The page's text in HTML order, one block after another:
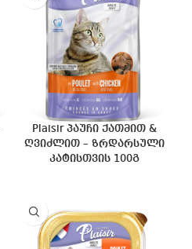
Plaisir პაუჩი ქათმით &
ღვიძლით – ზრდარსული
კატისთვის 100გ